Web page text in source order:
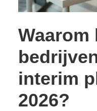
Waarom
interim
2026?